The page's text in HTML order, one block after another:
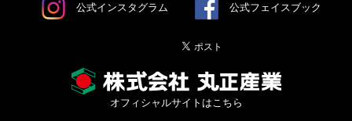
公式インスタグラム 公式フェイスブック
オフィシャルサイトはこちら